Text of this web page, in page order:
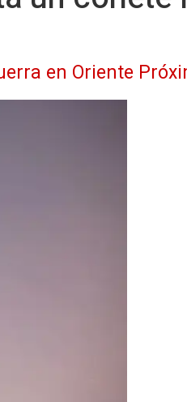
en Oriente